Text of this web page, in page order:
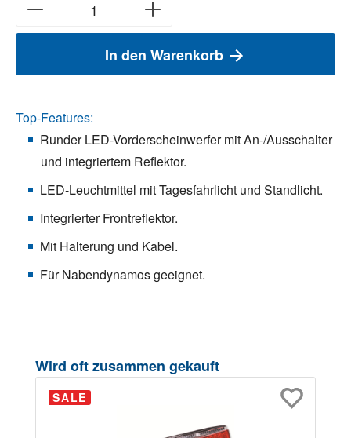
In den Warenkorb
Top-Features:
Runder LED-Vorderscheinwerfer mit An-/Ausschalter
und integriertem Reflektor.
LED-Leuchtmittel mit Tagesfahrlicht und Standlicht.
Integrierter Frontreflektor.
Mit Halterung und Kabel.
Für Nabendynamos geeignet.
Produktgalerie überspringen
Wird oft zusammen gekauft
SALE